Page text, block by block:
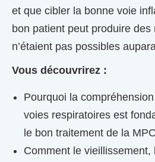
et que cibler la bonne voie
bon patient peut produire des
n’étaient pas possibles
Vous découvrirez :
Pourquoi la
voies respiratoires est
le bon traitement de la
Comment le vieillissement,